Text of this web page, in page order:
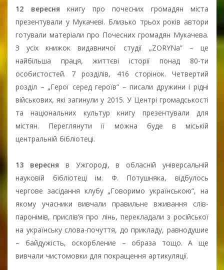
12 вересня книгу про почесних громадян міста
презентували у Мукачеві. Близько трьох років автори
готували матеріали про Почесних громадян Мукачева.
З усіх книжок видавничої студії „ZORYNa” – це
найбільша праця, життєві історії понад 80-ти
особистостей. 7 розділів, 416 сторінок. Четвертий
розділ – „Герої серед героїв” – писали дружини і рідні
військових, які загинули у 2015. У Центрі громадськості
та національних культур книгу презентували для
містян. Переглянути її можна буде в міській
центральній бібліотеці.
13 вересня в Ужгороді, в обласній універсальній
науковій бібліотеці ім. Ф. Потушняка, відбулось
чергове засідання клубу „Говоримо українською”, на
якому учасники вивчали правильне вживання слів-
паронімів, прислів’я про лінь, перекладали з російської
на українську слова-почуття, до прикладу, равнодушие
– байдужість, оскорбление – образа тощо. А ще
вивчали чистомовки для покращення артикуляції.